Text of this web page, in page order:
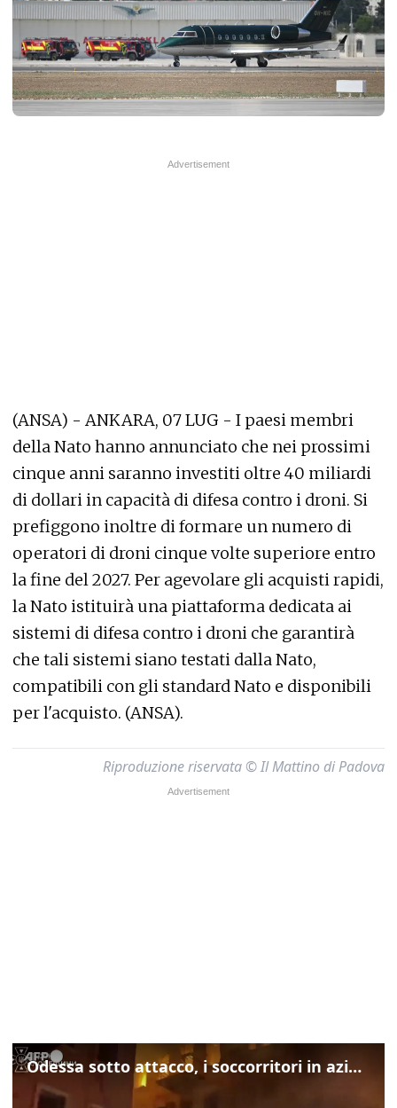
(ANSA) - ANKARA, 07 LUG - I paesi membri
della Nato hanno annunciato che nei prossimi
cinque anni saranno investiti oltre 40 miliardi
di dollari in capacità di difesa contro i droni. Si
prefiggono inoltre di formare un numero di
operatori di droni cinque volte superiore entro
la fine del 2027. Per agevolare gli acquisti rapidi,
la Nato istituirà una piattaforma dedicata ai
sistemi di difesa contro i droni che garantirà
che tali sistemi siano testati dalla Nato,
compatibili con gli standard Nato e disponibili
per l'acquisto. (ANSA).
Riproduzione riservata © Il Mattino di Padova
Odessa sotto attacco, i soccorritori in azione